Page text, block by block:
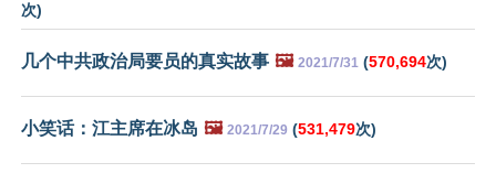
次)
几个中共政治局要员的真实故事 🖼️ 2021/7/31 (570,694次)
小笑话：江主席在冰岛 🖼️ 2021/7/29 (531,479次)